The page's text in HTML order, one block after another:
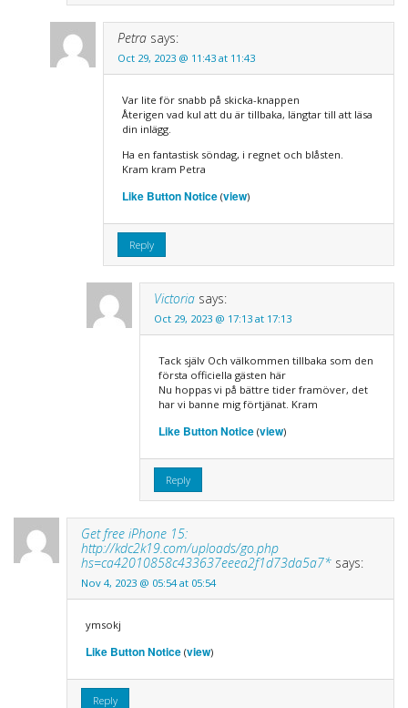
Petra says:
Oct 29, 2023 @ 11:43 at 11:43
Var lite för snabb på skicka-knappen
Återigen vad kul att du är tillbaka, längtar till att läsa
din inlägg.
Ha en fantastisk söndag, i regnet och blåsten.
Kram kram Petra
Like Button Notice(view)
Reply
Victoria says:
Oct 29, 2023 @ 17:13 at 17:13
Tack själv Och välkommen tillbaka som den
första officiella gästen här
Nu hoppas vi på bättre tider framöver, det
har vi banne mig förtjänat. Kram
Like Button Notice(view)
Reply
Get free iPhone 15:
http://kdc2k19.com/uploads/go.php
hs=ca42010858c433637eeea2f1d73da5a7* says:
Nov 4, 2023 @ 05:54 at 05:54
ymsokj
Like Button Notice(view)
Reply